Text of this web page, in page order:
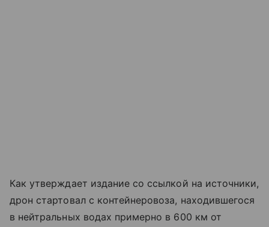
Как утверждает издание со ссылкой на источники,
дрон стартовал с контейнеровоза, находившегося
в нейтральных водах примерно в 600 км от